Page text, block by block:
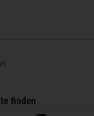
finden